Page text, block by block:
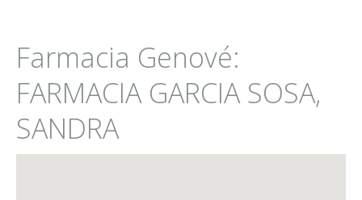
Farmacia Genové:
FARMACIA GARCIA SOSA,
SANDRA